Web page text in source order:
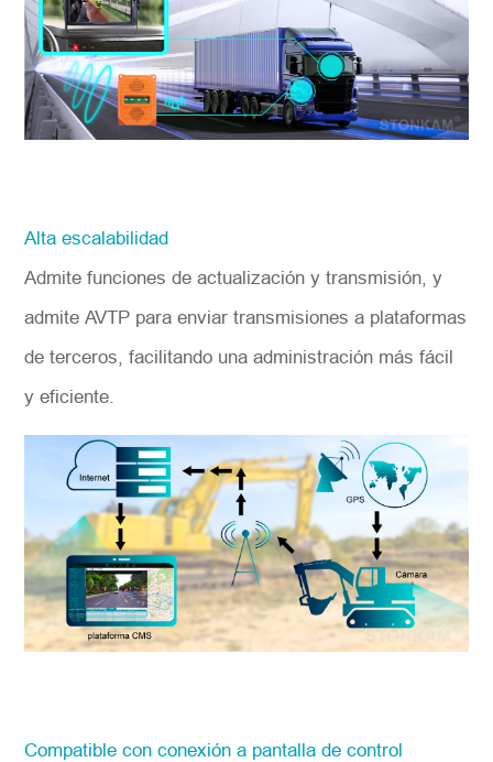
Alta escalabilidad
Admite funciones de actualización y transmisión, y
admite AVTP para enviar transmisiones a plataformas
de terceros, facilitando una administración más fácil
y eficiente.
Compatible con conexión a pantalla de control